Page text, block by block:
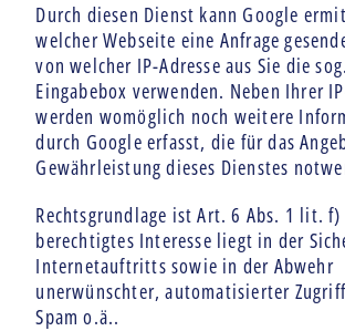
Durch diesen Dienst kann Google
welcher Webseite eine Anfrage
von welcher IP-Adresse aus Sie die
Eingabebox verwenden. Neben Ihrer
werden womöglich noch weitere
durch Google erfasst, die für das
Gewährleistung dieses Dienstes
Rechtsgrundlage ist Art. 6 Abs. 1 lit. f)
berechtigtes Interesse liegt in der
Internetauftritts sowie in der Abwehr
unerwünschter, automatisierter
Spam o.ä..